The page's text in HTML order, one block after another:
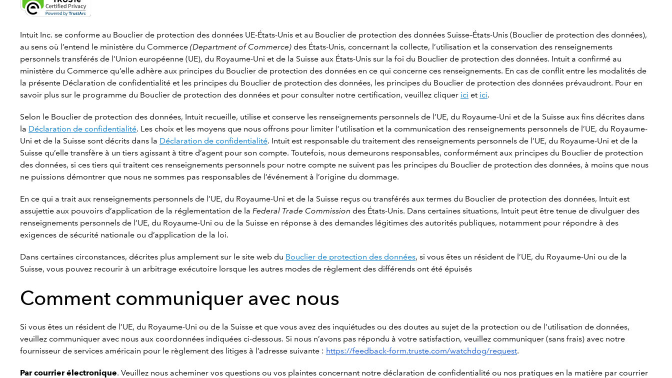
Intuit Inc. se conforme au Bouclier de protection des données UE-États-Unis et au Bouclier de protection des données Suisse–États-Unis (Bouclier de protection des données),
au sens où l’entend le ministère du Commerce (Department of Commerce) des États-Unis, concernant la collecte, l’utilisation et la conservation des renseignements
personnels transférés de l’Union européenne (UE), du Royaume-Uni et de la Suisse aux États-Unis sur la foi du Bouclier de protection des données. Intuit a confirmé au
ministère du Commerce qu’elle adhère aux principes du Bouclier de protection des données en ce qui concerne ces renseignements. En cas de conflit entre les modalités de
la présente Déclaration de confidentialité et les principes du Bouclier de protection des données, les principes du Bouclier de protection des données prévaudront. Pour en
savoir plus sur le programme du Bouclier de protection des données et pour consulter notre certification, veuillez cliquer ici et ici.
Selon le Bouclier de protection des données, Intuit recueille, utilise et conserve les renseignements personnels de l’UE, du Royaume-Uni et de la Suisse aux fins décrites dans
la Déclaration de confidentialité. Les choix et les moyens que nous offrons pour limiter l’utilisation et la communication des renseignements personnels de l’UE, du Royaume-
Uni et de la Suisse sont décrits dans la Déclaration de confidentialité. Intuit est responsable du traitement des renseignements personnels de l’UE, du Royaume-Uni et de la
Suisse qu’elle transfère à un tiers agissant à titre d’agent pour son compte. Toutefois, nous demeurons responsables, conformément aux principes du Bouclier de protection
des données, si ces tiers qui traitent ces renseignements personnels pour notre compte ne suivent pas les principes du Bouclier de protection des données, à moins que nous
ne puissions démontrer que nous ne sommes pas responsables de l’événement à l’origine du dommage.
En ce qui a trait aux renseignements personnels de l’UE, du Royaume-Uni et de la Suisse reçus ou transférés aux termes du Bouclier de protection des données, Intuit est
assujettie aux pouvoirs d’application de la réglementation de la Federal Trade Commission des États-Unis. Dans certaines situations, Intuit peut être tenue de divulguer des
renseignements personnels de l’UE, du Royaume-Uni ou de la Suisse en réponse à des demandes légitimes des autorités publiques, notamment pour répondre à des
exigences de sécurité nationale ou d’application de la loi.
Dans certaines circonstances, décrites plus amplement sur le site web du Bouclier de protection des données, si vous êtes un résident de l’UE, du Royaume-Uni ou de la
Suisse, vous pouvez recourir à un arbitrage exécutoire lorsque les autres modes de règlement des différends ont été épuisés
Comment communiquer avec nous
Si vous êtes un résident de l’UE, du Royaume-Uni ou de la Suisse et que vous avez des inquiétudes ou des doutes au sujet de la protection ou de l’utilisation de données,
veuillez communiquer avec nous aux coordonnées indiquées ci-dessous. Si nous n’avons pas répondu à votre satisfaction, veuillez communiquer (sans frais) avec notre
fournisseur de services américain pour le règlement des litiges à l’adresse suivante : https://feedback-form.truste.com/watchdog/request.
Par courrier électronique. Veuillez nous acheminer vos questions ou vos plaintes concernant notre déclaration de confidentialité ou nos pratiques en la matière par courrier